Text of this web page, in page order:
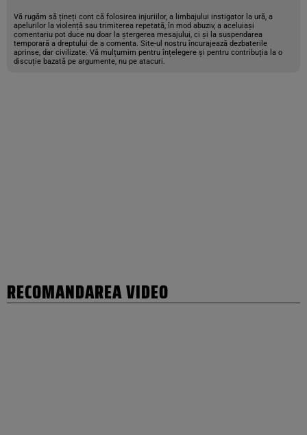
Vă rugăm să țineți cont că folosirea injuriilor, a limbajului instigator la ură, a
apelurilor la violență sau trimiterea repetată, în mod abuziv, a aceluiași
comentariu pot duce nu doar la ștergerea mesajului, ci și la suspendarea
temporară a dreptului de a comenta. Site-ul nostru încurajează dezbaterile
aprinse, dar civilizate. Vă mulțumim pentru înțelegere și pentru contribuția la o
discuție bazată pe argumente, nu pe atacuri.
RECOMANDAREA VIDEO